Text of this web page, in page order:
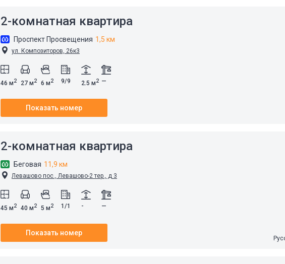
2-комнатная квартира
Проспект Просвещения 1,5 км
ул. Композиторов, 26к3
46 м2 27 м2 6 м2 9/9 2.5 м2 —
Показать номер
2-комнатная квартира
Беговая 11,9 км
Левашово пос., Левашово-2 тер., д 3
45 м2 40 м2 5 м2 1/1 - —
Показать номер